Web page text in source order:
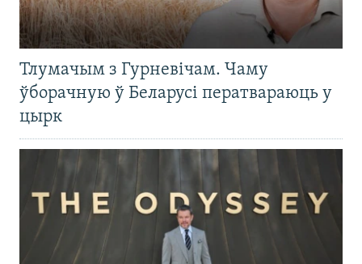
Тлумачым з Гурневічам. Чаму
ўборачную ў Беларусі ператвараюць у
цырк